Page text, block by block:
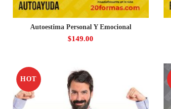
Autoestima Personal Y Emocional
$149.00
HOT